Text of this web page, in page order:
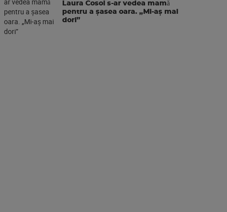
Laura Cosoi s-ar vedea mamǎ
pentru a şasea oara. „Mi-aș mai
dori”